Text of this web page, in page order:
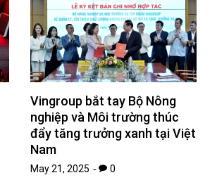
Vingroup bắt tay Bộ Nông
nghiệp và Môi trường thúc
đẩy tăng trưởng xanh tại Việt
Nam
May 21, 2025 0